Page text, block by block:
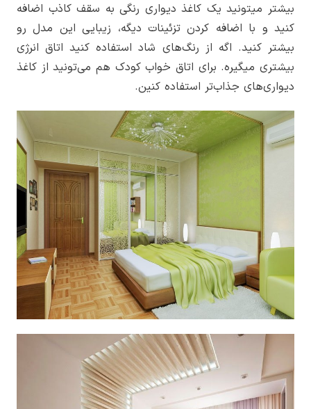
بیشتر میتونید یک کاغذ دیواری رنگی به سقف کاذب اضافه
کنید و با اضافه کردن تزئینات دیگه، زیبایی این مدل رو
بیشتر کنید. اگه از رنگ‌های شاد استفاده کنید اتاق انرژی
بیشتری میگیره. برای اتاق خواب کودک هم می‌تونید از کاغذ
دیواری‌های جذاب‌تر استفاده کنین.